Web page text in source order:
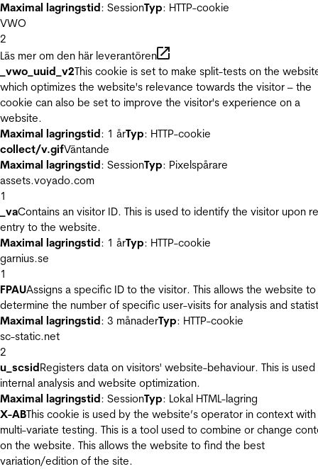
Maximal lagringstid: SessionTyp: HTTP-cookie
VWO
2
Läs mer om den här leverantören
_vwo_uuid_v2This cookie is set to make split-tests on the
which optimizes the website's relevance towards the visitor – the
cookie can also be set to improve the visitor's experience on a
website.
Maximal lagringstid: 1 årTyp: HTTP-cookie
collect/v.gifVäntande
Maximal lagringstid: SessionTyp: Pixelspårare
assets.voyado.com
1
_vaContains an visitor ID. This is used to identify the visitor upon
entry to the website.
Maximal lagringstid: 1 årTyp: HTTP-cookie
garnius.se
1
FPAUAssigns a specific ID to the visitor. This allows the website to
determine the number of specific user-visits for analysis and
Maximal lagringstid: 3 månaderTyp: HTTP-cookie
sc-static.net
2
u_scsidRegisters data on visitors' website-behaviour. This is
internal analysis and website optimization.
Maximal lagringstid: SessionTyp: Lokal HTML-lagring
X-ABThis cookie is used by the website’s operator in context with
multi-variate testing. This is a tool used to combine or change
on the website. This allows the website to find the best
variation/edition of the site.